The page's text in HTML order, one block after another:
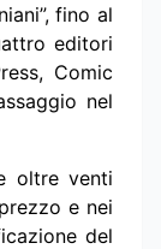
fino al
editori
Comic
nel
oltre venti
e nei
del